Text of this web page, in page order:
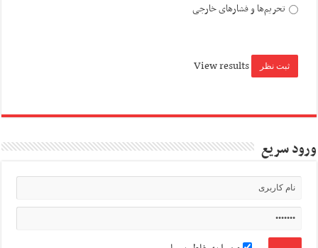
تحریم‌ها و فشارهای خارجی
View results
ورود سریع